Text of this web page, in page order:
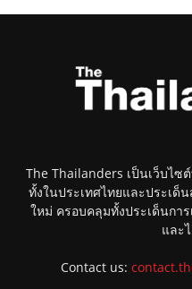
The Thailanders เป็นเว็บไซ
ทั้งในประเทศไทยและประเ
ใหม่ ครอบคลุมทั้งประเด็นกา
และ
Contact us: